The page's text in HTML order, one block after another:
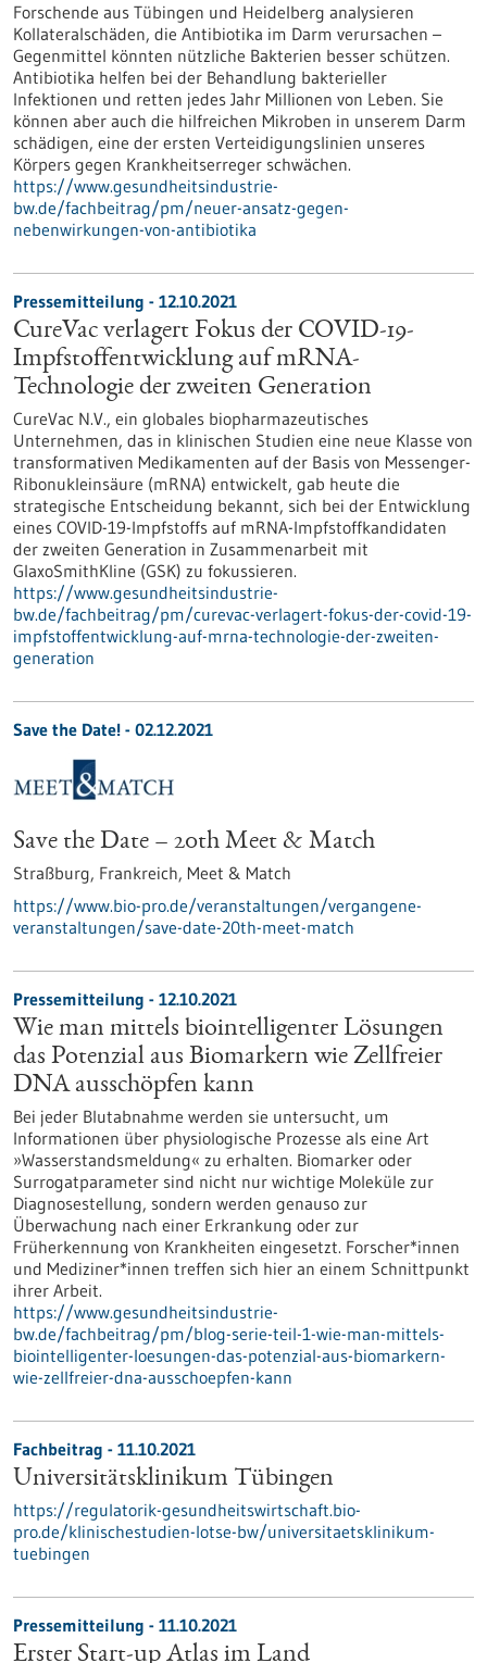
Forschende aus Tübingen und Heidelberg analysieren
Kollateralschäden, die Antibiotika im Darm verursachen –
Gegenmittel könnten nützliche Bakterien besser schützen.
Antibiotika helfen bei der Behandlung bakterieller
Infektionen und retten jedes Jahr Millionen von Leben. Sie
können aber auch die hilfreichen Mikroben in unserem Darm
schädigen, eine der ersten Verteidigungslinien unseres
Körpers gegen Krankheitserreger schwächen.
https://www.gesundheitsindustrie-
bw.de/fachbeitrag/pm/neuer-ansatz-gegen-
nebenwirkungen-von-antibiotika
Pressemitteilung - 12.10.2021
CureVac verlagert Fokus der COVID-19-
Impfstoffentwicklung auf mRNA-
Technologie der zweiten Generation
CureVac N.V., ein globales biopharmazeutisches
Unternehmen, das in klinischen Studien eine neue Klasse von
transformativen Medikamenten auf der Basis von Messenger-
Ribonukleinsäure (mRNA) entwickelt, gab heute die
strategische Entscheidung bekannt, sich bei der Entwicklung
eines COVID-19-Impfstoffs auf mRNA-Impfstoffkandidaten
der zweiten Generation in Zusammenarbeit mit
GlaxoSmithKline (GSK) zu fokussieren.
https://www.gesundheitsindustrie-
bw.de/fachbeitrag/pm/curevac-verlagert-fokus-der-covid-19-
impfstoffentwicklung-auf-mrna-technologie-der-zweiten-
generation
Save the Date! - 02.12.2021
Save the Date – 20th Meet & Match
Straßburg, Frankreich, Meet & Match
https://www.bio-pro.de/veranstaltungen/vergangene-
veranstaltungen/save-date-20th-meet-match
Pressemitteilung - 12.10.2021
Wie man mittels biointelligenter Lösungen
das Potenzial aus Biomarkern wie Zellfreier
DNA ausschöpfen kann
Bei jeder Blutabnahme werden sie untersucht, um
Informationen über physiologische Prozesse als eine Art
»Wasserstandsmeldung« zu erhalten. Biomarker oder
Surrogatparameter sind nicht nur wichtige Moleküle zur
Diagnosestellung, sondern werden genauso zur
Überwachung nach einer Erkrankung oder zur
Früherkennung von Krankheiten eingesetzt. Forscher*innen
und Mediziner*innen treffen sich hier an einem Schnittpunkt
ihrer Arbeit.
https://www.gesundheitsindustrie-
bw.de/fachbeitrag/pm/blog-serie-teil-1-wie-man-mittels-
biointelligenter-loesungen-das-potenzial-aus-biomarkern-
wie-zellfreier-dna-ausschoepfen-kann
Fachbeitrag - 11.10.2021
Universitätsklinikum Tübingen
https://regulatorik-gesundheitswirtschaft.bio-
pro.de/klinischestudien-lotse-bw/universitaetsklinikum-
tuebingen
Pressemitteilung - 11.10.2021
Erster Start-up Atlas im Land